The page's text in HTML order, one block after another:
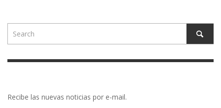
Recibe las nuevas noticias por e-mail.